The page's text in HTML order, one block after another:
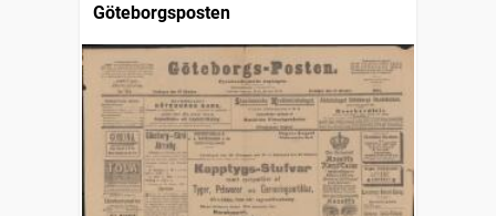
Göteborgsposten